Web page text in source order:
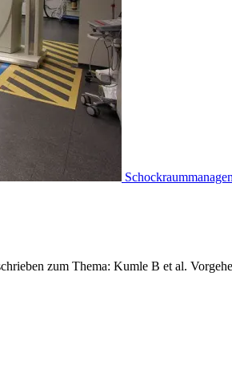
zum Thema: Kumle B et al.